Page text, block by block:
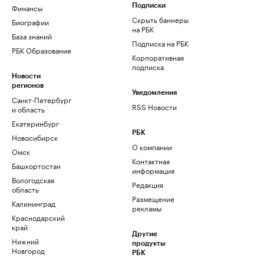
Финансы
Биографии
База знаний
РБК Образование
Новости
регионов
Санкт-Петербург
и область
Екатеринбург
Новосибирск
Омск
Башкортостан
Вологодская
область
Калининград
Краснодарский
край
Нижний
Новгород
Подписки
Скрыть баннеры
на РБК
Подписка на РБК
Корпоративная
подписка
Уведомления
RSS Новости
РБК
О компании
Контактная
информация
Редакция
Размещение
рекламы
Другие
продукты
РБК